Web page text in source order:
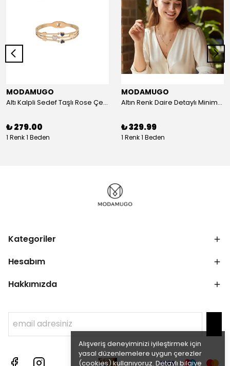
Alışveriş deneyiminizi iyileştirmek için
yasal düzenlemelere uygun çerezler
(cookies) kullanıyoruz. Detaylı bilgiye
MODAMUGO
Altı Kalpli Sedef Taşlı Rose Çelik Kelepçe Bileklik
₺ 279.00
1 Renk 1 Beden
MODAMUGO
Altın Renk Daire Detaylı Minimal Y Çelik Kolye
₺ 329.99
1 Renk 1 Beden
Kategoriler
Hesabım
Hakkımızda